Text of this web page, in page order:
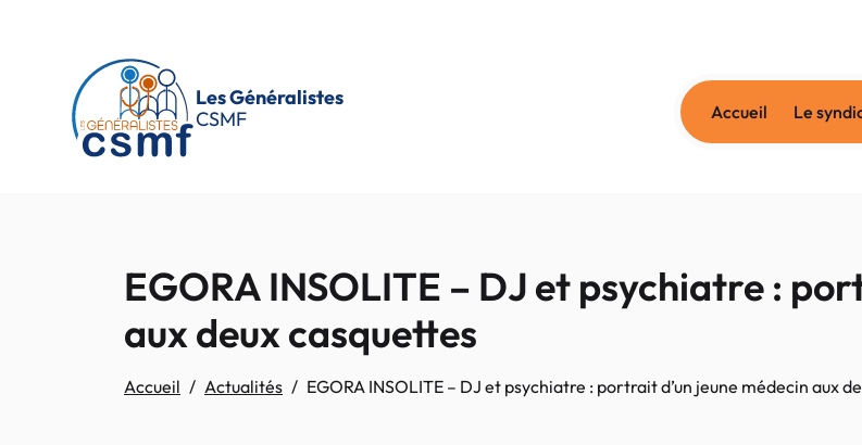
Les Généralistes
CSMF
Accueil Le
EGORA INSOLITE – DJ et psychiatre :
aux deux casquettes
Accueil Actualités EGORA INSOLITE – DJ et psychiatre : portrait d’un jeune médecin aux